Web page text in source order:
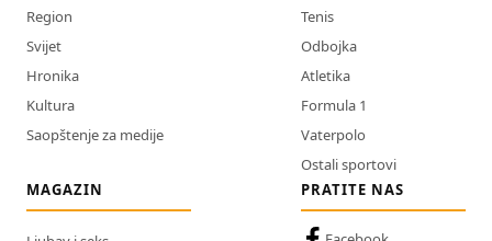
Region
Svijet
Hronika
Kultura
Saopštenje za medije
Tenis
Odbojka
Atletika
Formula 1
Vaterpolo
Ostali sportovi
MAGAZIN
PRATITE NAS